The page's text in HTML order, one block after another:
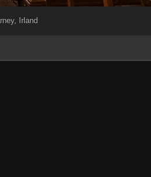
Irland